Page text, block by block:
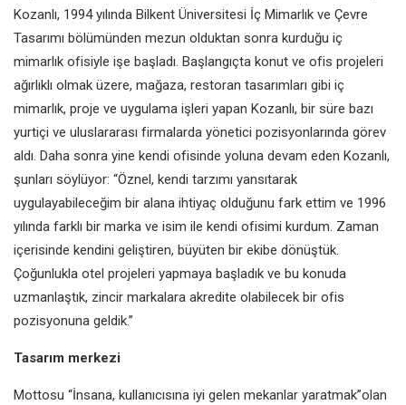
Kozanlı, 1994 yılında Bilkent Üniversitesi İç Mimarlık ve Çevre
Tasarımı bölümünden mezun olduktan sonra kurduğu iç
mimarlık ofisiyle işe başladı. Başlangıçta konut ve ofis projeleri
ağırlıklı olmak üzere, mağaza, restoran tasarımları gibi iç
mimarlık, proje ve uygulama işleri yapan Kozanlı, bir süre bazı
yurtiçi ve uluslararası firmalarda yönetici pozisyonlarında görev
aldı. Daha sonra yine kendi ofisinde yoluna devam eden Kozanlı,
şunları söylüyor: “Öznel, kendi tarzımı yansıtarak
uygulayabileceğim bir alana ihtiyaç olduğunu fark ettim ve 1996
yılında farklı bir marka ve isim ile kendi ofisimi kurdum. Zaman
içerisinde kendini geliştiren, büyüten bir ekibe dönüştük.
Çoğunlukla otel projeleri yapmaya başladık ve bu konuda
uzmanlaştık, zincir markalara akredite olabilecek bir ofis
pozisyonuna geldik.”
Tasarım merkezi
Mottosu “İnsana, kullanıcısına iyi gelen mekanlar yaratmak”olan